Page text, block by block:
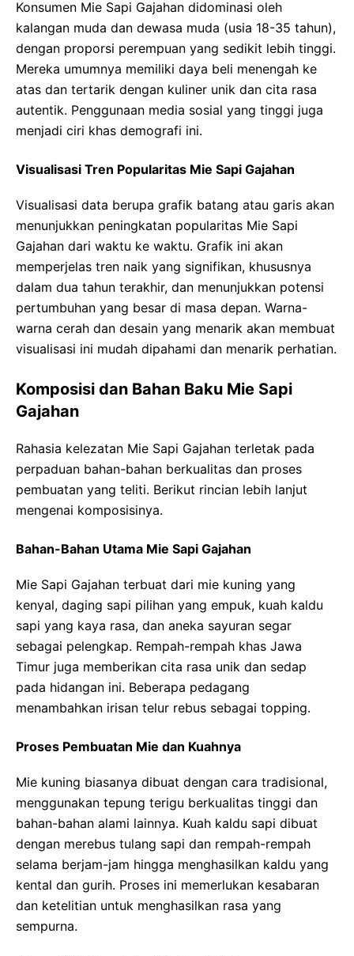
Konsumen Mie Sapi Gajahan didominasi oleh
kalangan muda dan dewasa muda (usia 18-35 tahun),
dengan proporsi perempuan yang sedikit lebih tinggi.
Mereka umumnya memiliki daya beli menengah ke
atas dan tertarik dengan kuliner unik dan cita rasa
autentik. Penggunaan media sosial yang tinggi juga
menjadi ciri khas demografi ini.
Visualisasi Tren Popularitas Mie Sapi Gajahan
Visualisasi data berupa grafik batang atau garis akan
menunjukkan peningkatan popularitas Mie Sapi
Gajahan dari waktu ke waktu. Grafik ini akan
memperjelas tren naik yang signifikan, khususnya
dalam dua tahun terakhir, dan menunjukkan potensi
pertumbuhan yang besar di masa depan. Warna-
warna cerah dan desain yang menarik akan membuat
visualisasi ini mudah dipahami dan menarik perhatian.
Komposisi dan Bahan Baku Mie Sapi
Gajahan
Rahasia kelezatan Mie Sapi Gajahan terletak pada
perpaduan bahan-bahan berkualitas dan proses
pembuatan yang teliti. Berikut rincian lebih lanjut
mengenai komposisinya.
Bahan-Bahan Utama Mie Sapi Gajahan
Mie Sapi Gajahan terbuat dari mie kuning yang
kenyal, daging sapi pilihan yang empuk, kuah kaldu
sapi yang kaya rasa, dan aneka sayuran segar
sebagai pelengkap. Rempah-rempah khas Jawa
Timur juga memberikan cita rasa unik dan sedap
pada hidangan ini. Beberapa pedagang
menambahkan irisan telur rebus sebagai topping.
Proses Pembuatan Mie dan Kuahnya
Mie kuning biasanya dibuat dengan cara tradisional,
menggunakan tepung terigu berkualitas tinggi dan
bahan-bahan alami lainnya. Kuah kaldu sapi dibuat
dengan merebus tulang sapi dan rempah-rempah
selama berjam-jam hingga menghasilkan kaldu yang
kental dan gurih. Proses ini memerlukan kesabaran
dan ketelitian untuk menghasilkan rasa yang
sempurna.